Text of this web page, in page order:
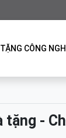
CÔNG
tặng -